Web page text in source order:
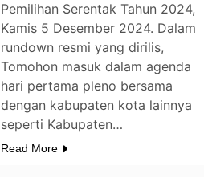
Pemilihan Serentak Tahun 2024,
Kamis 5 Desember 2024. Dalam
rundown resmi yang dirilis,
Tomohon masuk dalam agenda
hari pertama pleno bersama
dengan kabupaten kota lainnya
seperti Kabupaten…
Read More